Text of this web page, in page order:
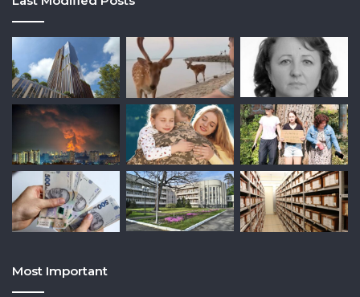
Most Important